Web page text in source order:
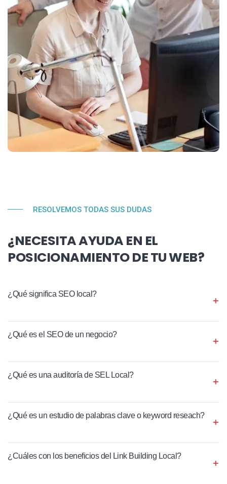
RESOLVEMOS TODAS SUS DUDAS
¿NECESITA AYUDA EN EL
POSICIONAMIENTO DE TU WEB?
¿Qué significa SEO local?
¿Qué es el SEO de un negocio?
¿Qué es una auditoría de SEL Local?
¿Qué es un estudio de palabras clave o keyword reseach?
¿Cuáles con los beneficios del Link Building Local?